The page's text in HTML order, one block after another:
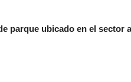
parque ubicado en el sector